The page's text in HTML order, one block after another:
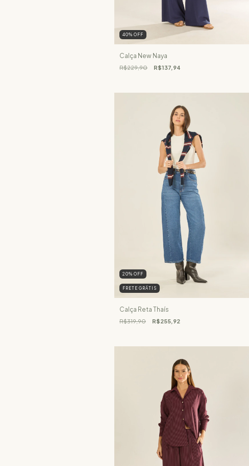
40% OFF
Calça New Naya
R$229,90 R$137,94
20% OFF
FRETE GRÁTIS
Calça Reta Thaís
R$319,90 R$255,92